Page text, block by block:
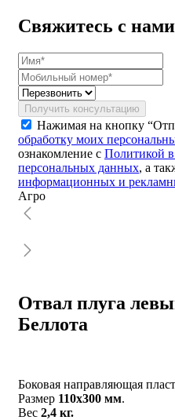
Свяжитесь с нами
Получить консультацию
Нажимая на кнопку
обработку моих
ознакомление с Политикой
персональных данных, а
информационных и
Агро
Отвал плуга
Беллота
Боковая направляющая
Размер 110х300 мм.
Вес 2,4 кг.